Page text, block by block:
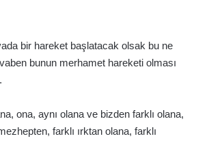
bir hareket başlatacak olsak bu ne
bunun merhamet hareketi olması
ona, aynı olana ve bizden farklı olana,
farklı ırktan olana, farklı